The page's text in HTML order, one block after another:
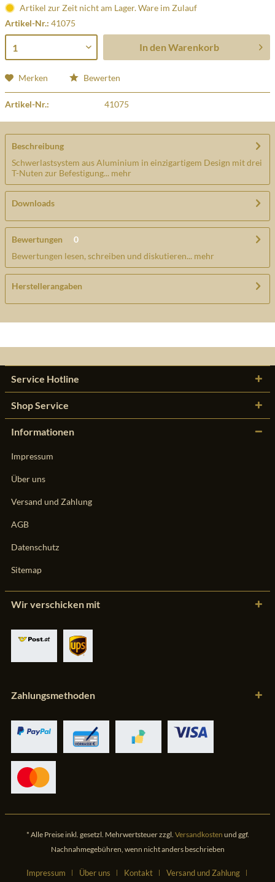
Artikel zur Zeit nicht am Lager. Ware im Zulauf
Artikel-Nr.: 41075
In den Warenkorb
Merken Bewerten
Artikel-Nr.: 41075
Beschreibung
Schwerlastsystem aus Aluminium in einzigartigem Design mit drei
T-Nuten zur Befestigung... mehr
Downloads
Bewertungen
0
Bewertungen lesen, schreiben und diskutieren... mehr
Herstellerangaben
Service Hotline
Shop Service
Informationen
Impressum
Über uns
Versand und Zahlung
AGB
Datenschutz
Sitemap
Wir verschicken mit
Zahlungsmethoden
* Alle Preise inkl. gesetzl. Mehrwertsteuer zzgl. Versandkosten und ggf.
Nachnahmegebühren, wenn nicht anders beschrieben
Impressum Über uns Kontakt Versand und Zahlung